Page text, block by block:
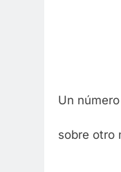
su
Un número
sobre otro